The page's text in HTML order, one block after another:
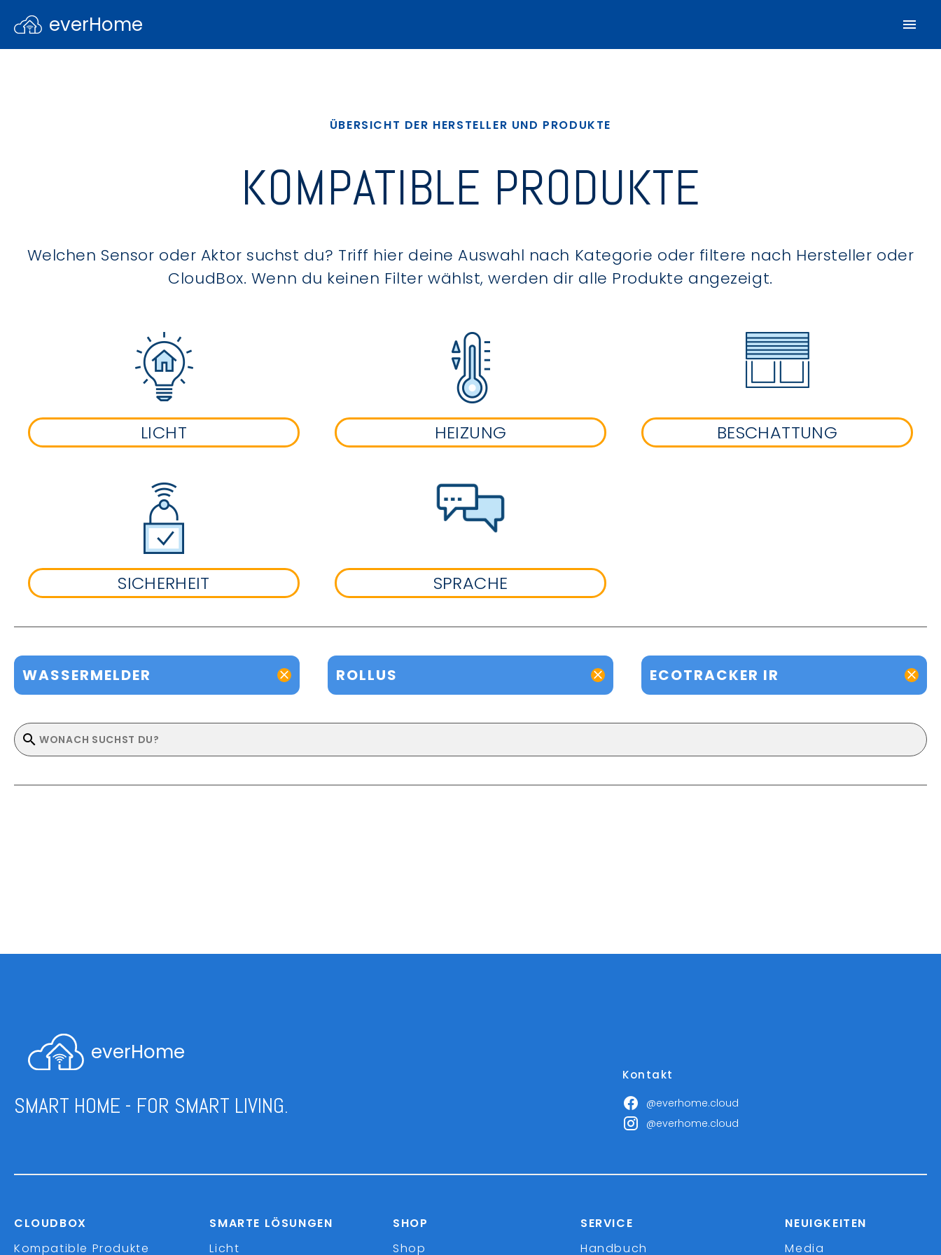
everHome
ÜBERSICHT DER HERSTELLER UND PRODUKTE
KOMPATIBLE PRODUKTE
Welchen Sensor oder Aktor suchst du? Triff hier deine Auswahl nach Kategorie oder filtere nach Hersteller oder
CloudBox. Wenn du keinen Filter wählst, werden dir alle Produkte angezeigt.
LICHT HEIZUNG BESCHATTUNG
SICHERHEIT SPRACHE
WASSERMELDER ROLLUS ECOTRACKER IR
everHome
SMART HOME - FOR SMART LIVING.
Kontakt
@everhome.cloud
@everhome.cloud
CLOUDBOX
Kompatible Produkte
SMARTE LÖSUNGEN
Licht
SHOP
Shop
SERVICE
Handbuch
NEUIGKEITEN
Media